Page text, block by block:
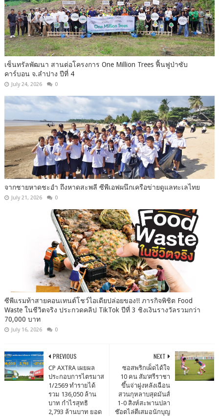
เซ็นทรัลพัฒนา สานต่อโครงการ One Million Trees ฟื้นฟูป่าซับ
คาร์บอน จ.ลำปาง ปีที่ 4
July 24, 2026 0
จากชายหาดชะอำ ถึงหาดสะพลี ซีพีเอฟผนึกเครือข่ายดูแลทะเลไทย
July 21, 2026 0
ซีพีแรมท้าสายคอนเทนต์โชว์ไอเดียปล่อยของ!! ภารกิจพิชิต Food
Waste ในชีวิตจริง ประกวดคลิป TikTok ปีที่ 3 ชิงเงินรางวัลรวมกว่า
70,000 บาท
July 16, 2026 0
NEXT
ซอสพริกเผ็ดได้ใจ
10 คน สัม’ศรีราชา
ขึ้นจ่าฝูงหลังเฉือน
สวนกุหลาบสุดมันส์
1-0 สิงห์สะพานปลา
ช๊อตไล่ตีเสมอนักบุญ
PREVIOUS
CP AXTRA เผยผล
ประกอบการไตรมาส
1/2569 ทำรายได้
รวม 136,050 ล้าน
บาท กำไรสุทธิ
2,793 ล้านบาท ยอด